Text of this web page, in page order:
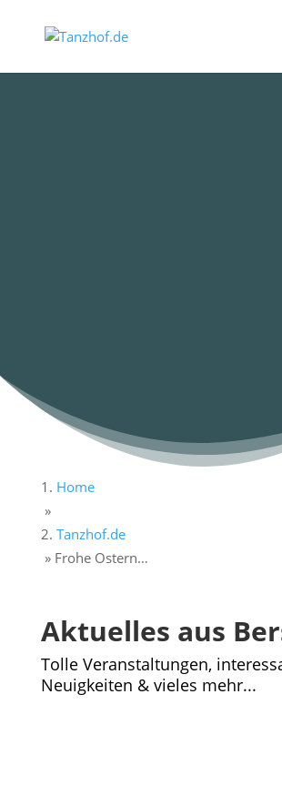
Home
»
Tanzhof.de
» Frohe Ostern…
Aktuelles aus
Tolle Veranstaltungen,
Neuigkeiten & vieles mehr...